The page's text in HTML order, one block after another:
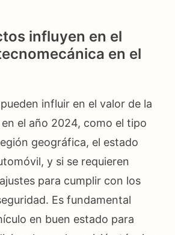
influyen en el
en el
influir en el valor de la
el año 2024, como el tipo
geográfica, el estado
y si se requieren
para cumplir con los
Es fundamental
en buen estado para